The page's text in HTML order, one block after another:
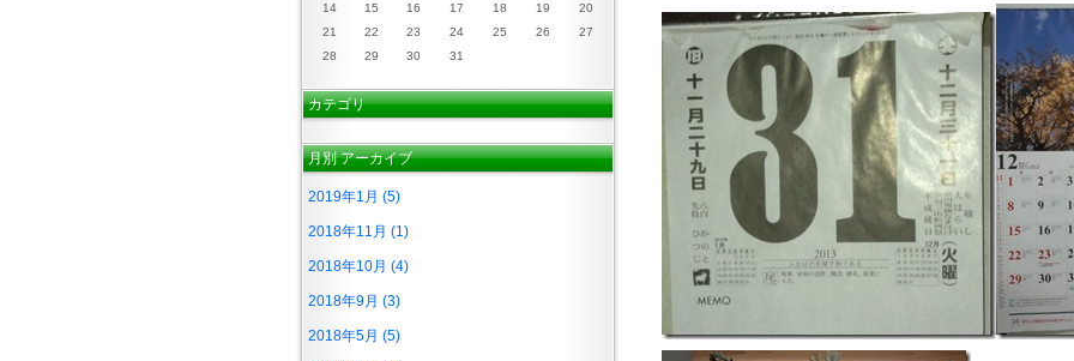
14
15 16 17 18 19
20
21
22 23 24 25 26
27
28
29 30 31
カテゴリ
月別アーカイブ
2019年1月 (5)
2018年11月 (1)
2018年10月 (4)
2018年9月 (3)
2018年5月 (5)